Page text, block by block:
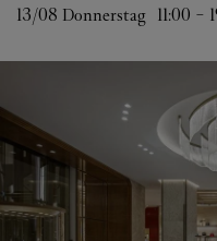
13/08 Donnerstag 11:00 -